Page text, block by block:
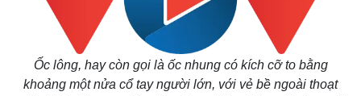
Ốc lông, hay còn gọi là ốc nhung có kích cỡ to bằng
khoảng một nửa cổ tay người lớn, với vẻ bề ngoài thoạt